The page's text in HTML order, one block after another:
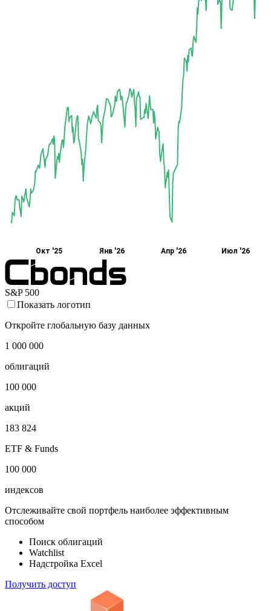
Окт '25 Янв '26 Апр '26 Июл '26
S&P 500
Показать логотип
Откройте глобальную базу данных
1 000 000
облигаций
100 000
акций
183 824
ETF & Funds
100 000
индексов
Отслеживайте свой портфель наиболее эффективным
способом
Поиск облигаций
Watchlist
Надстройка Excel
Получить доступ